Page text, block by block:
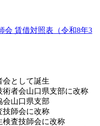
会 賃借対照表 （令和8年3
会として誕生
術者会山口県支部に改称
会山口県支部
技師会に改称
検査技師会に改称